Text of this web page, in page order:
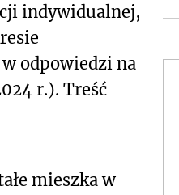
indywidualnej,
w odpowiedzi na
r.). Treść
mieszka w